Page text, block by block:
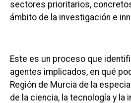
sectores prioritarios,
ámbito de la investigación e
Este es un proceso que
agentes implicados, en qué
Región de Murcia de la
de la ciencia, la tecnología y la